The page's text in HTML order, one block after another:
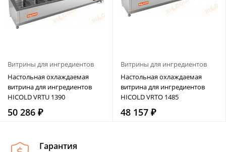
Витрины для ингредиентов
Настольная охлаждаемая
витрина для ингредиентов
HICOLD VRTU 1390
50 286 ₽
Витрины для ингредиентов
Настольная охлаждаемая
витрина для ингредиентов
HICOLD VRTO 1485
48 157 ₽
Гарантия